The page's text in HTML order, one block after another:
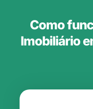
Como
Imobiliário